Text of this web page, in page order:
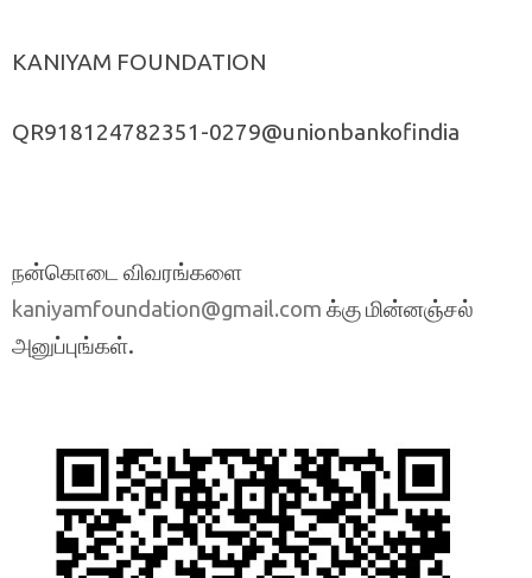
KANIYAM FOUNDATION
QR918124782351-0279@unionbankofindia
நன்கொடை விவரங்களை
kaniyamfoundation@gmail.com க்கு மின்னஞ்சல்
அனுப்புங்கள்.